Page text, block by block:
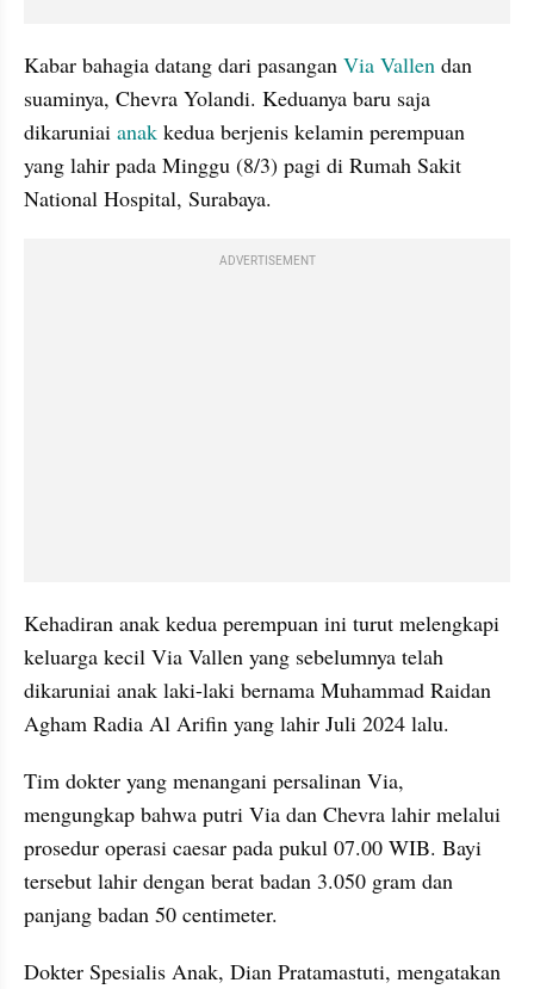
Kabar bahagia datang dari pasangan Via Vallen dan
suaminya, Chevra Yolandi. Keduanya baru saja
dikaruniai anak kedua berjenis kelamin perempuan
yang lahir pada Minggu (8/3) pagi di Rumah Sakit
National Hospital, Surabaya.
ADVERTISEMENT
Kehadiran anak kedua perempuan ini turut melengkapi
keluarga kecil Via Vallen yang sebelumnya telah
dikaruniai anak laki-laki bernama Muhammad Raidan
Agham Radia Al Arifin yang lahir Juli 2024 lalu.
Tim dokter yang menangani persalinan Via,
mengungkap bahwa putri Via dan Chevra lahir melalui
prosedur operasi caesar pada pukul 07.00 WIB. Bayi
tersebut lahir dengan berat badan 3.050 gram dan
panjang badan 50 centimeter.
Dokter Spesialis Anak, Dian Pratamastuti, mengatakan